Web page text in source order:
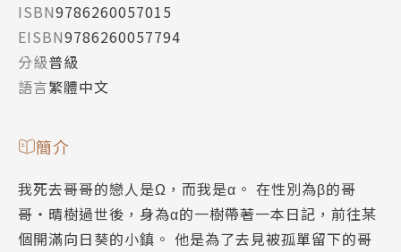
ISBN9786260057015
EISBN9786260057794
分級普級
語言繁體中文
簡介
我死去哥哥的戀人是Ω，而我是α。 在性別為β的哥
哥‧晴樹過世後，身為α的一樹帶著一本日記，前往某
個開滿向日葵的小鎮。 他是為了去見被孤單留下的哥